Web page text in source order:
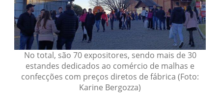
No total, são 70 expositores, sendo mais de 30
estandes dedicados ao comércio de malhas e
confecções com preços diretos de fábrica (Foto:
Karine Bergozza)